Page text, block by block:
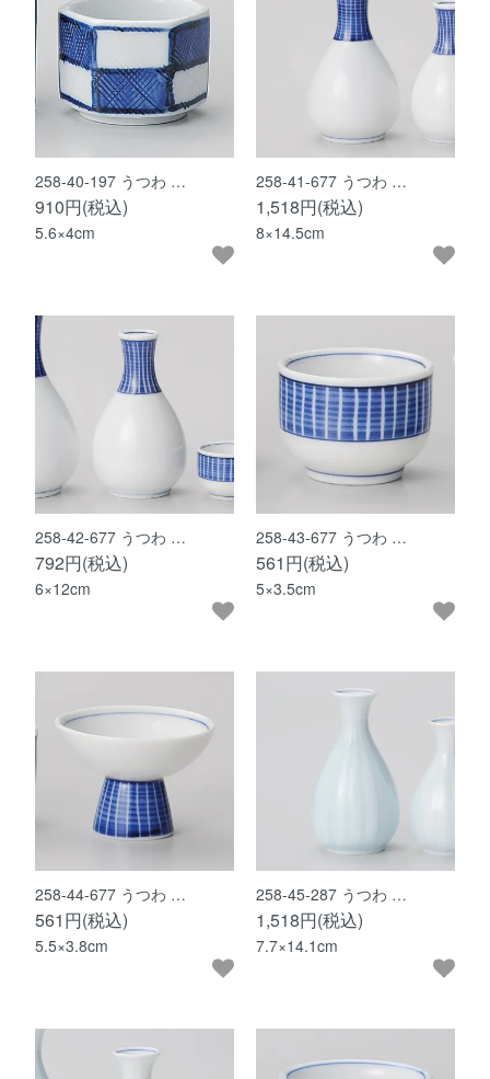
258-40-197 うつわ …
910円(税込)
5.6×4cm
258-41-677 うつわ …
1,518円(税込)
8×14.5cm
258-42-677 うつわ …
792円(税込)
6×12cm
258-43-677 うつわ …
561円(税込)
5×3.5cm
258-44-677 うつわ …
561円(税込)
5.5×3.8cm
258-45-287 うつわ …
1,518円(税込)
7.7×14.1cm